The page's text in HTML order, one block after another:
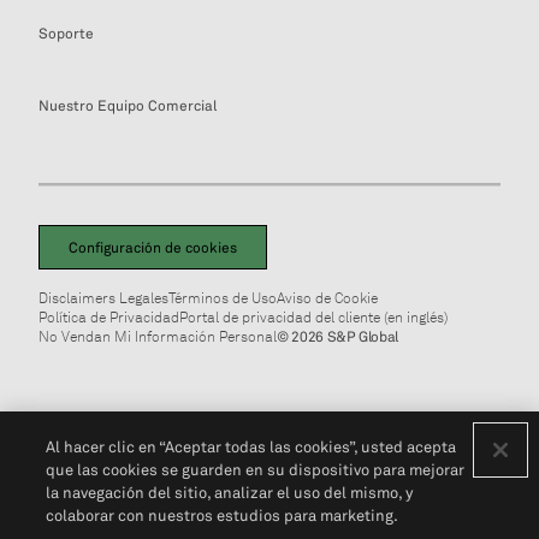
Soporte
Nuestro Equipo Comercial
Configuración de cookies
Disclaimers LegalesTérminos de UsoAviso de Cookie
Política de PrivacidadPortal de privacidad del cliente (en inglés)
No Vendan Mi Información Personal© 2026 S&P Global
Al hacer clic en “Aceptar todas las cookies”, usted acepta
que las cookies se guarden en su dispositivo para mejorar
la navegación del sitio, analizar el uso del mismo, y
colaborar con nuestros estudios para marketing.